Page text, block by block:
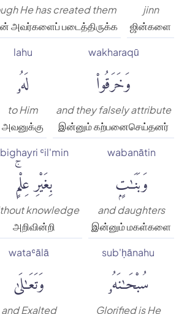
jinn
ஜின்களை
He has created them
அவர்களைப் படைத்திருக்க
wakharaqū
وَخَرَقُوا۟
and they falsely attribute
இன்னும் கற்பனைசெய்தனர்
lahu
لَهُۥ
to Him
அவனுக்கு
wabanātin
وَبَنَٰتٍۭ
and daughters
இன்னும் மகள்களை
bighayri ʿil'min
بِغَيْرِ عِلْمٍۚ
knowledge
அறிவின்றி
sub'ḥānahu
سُبْحَٰنَهُۥ
Glorified is He
wataʿālā
وَتَعَٰلَىٰ
and Exalted